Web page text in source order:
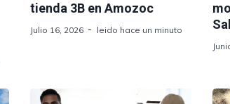
tienda 3B en Amozoc
Julio 16, 2026 leido hace un minuto